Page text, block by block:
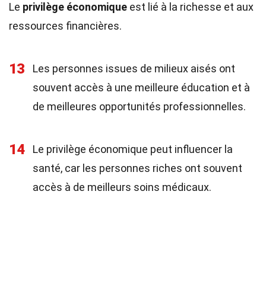
Le privilège économique est lié à la richesse et aux
ressources financières.
13
Les personnes issues de milieux aisés ont
souvent accès à une meilleure éducation et à
de meilleures opportunités professionnelles.
14
Le privilège économique peut influencer la
santé, car les personnes riches ont souvent
accès à de meilleurs soins médicaux.